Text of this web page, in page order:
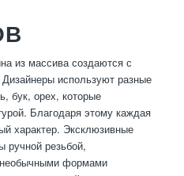
из массива создаются с
используют разные
бук, орех, которые
Благодаря этому каждая
характер. Эксклюзивные
ручной резьбой,
формами